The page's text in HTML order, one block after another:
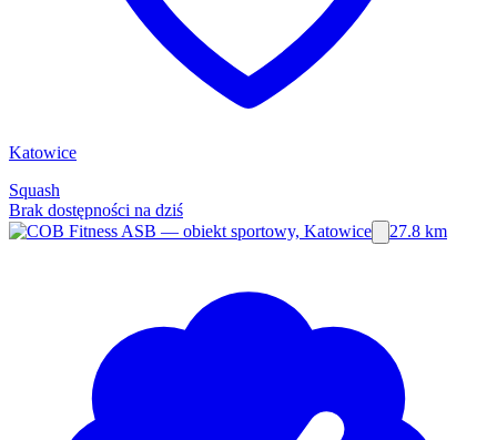
Katowice
Squash
Brak dostępności na dziś
27.8 km